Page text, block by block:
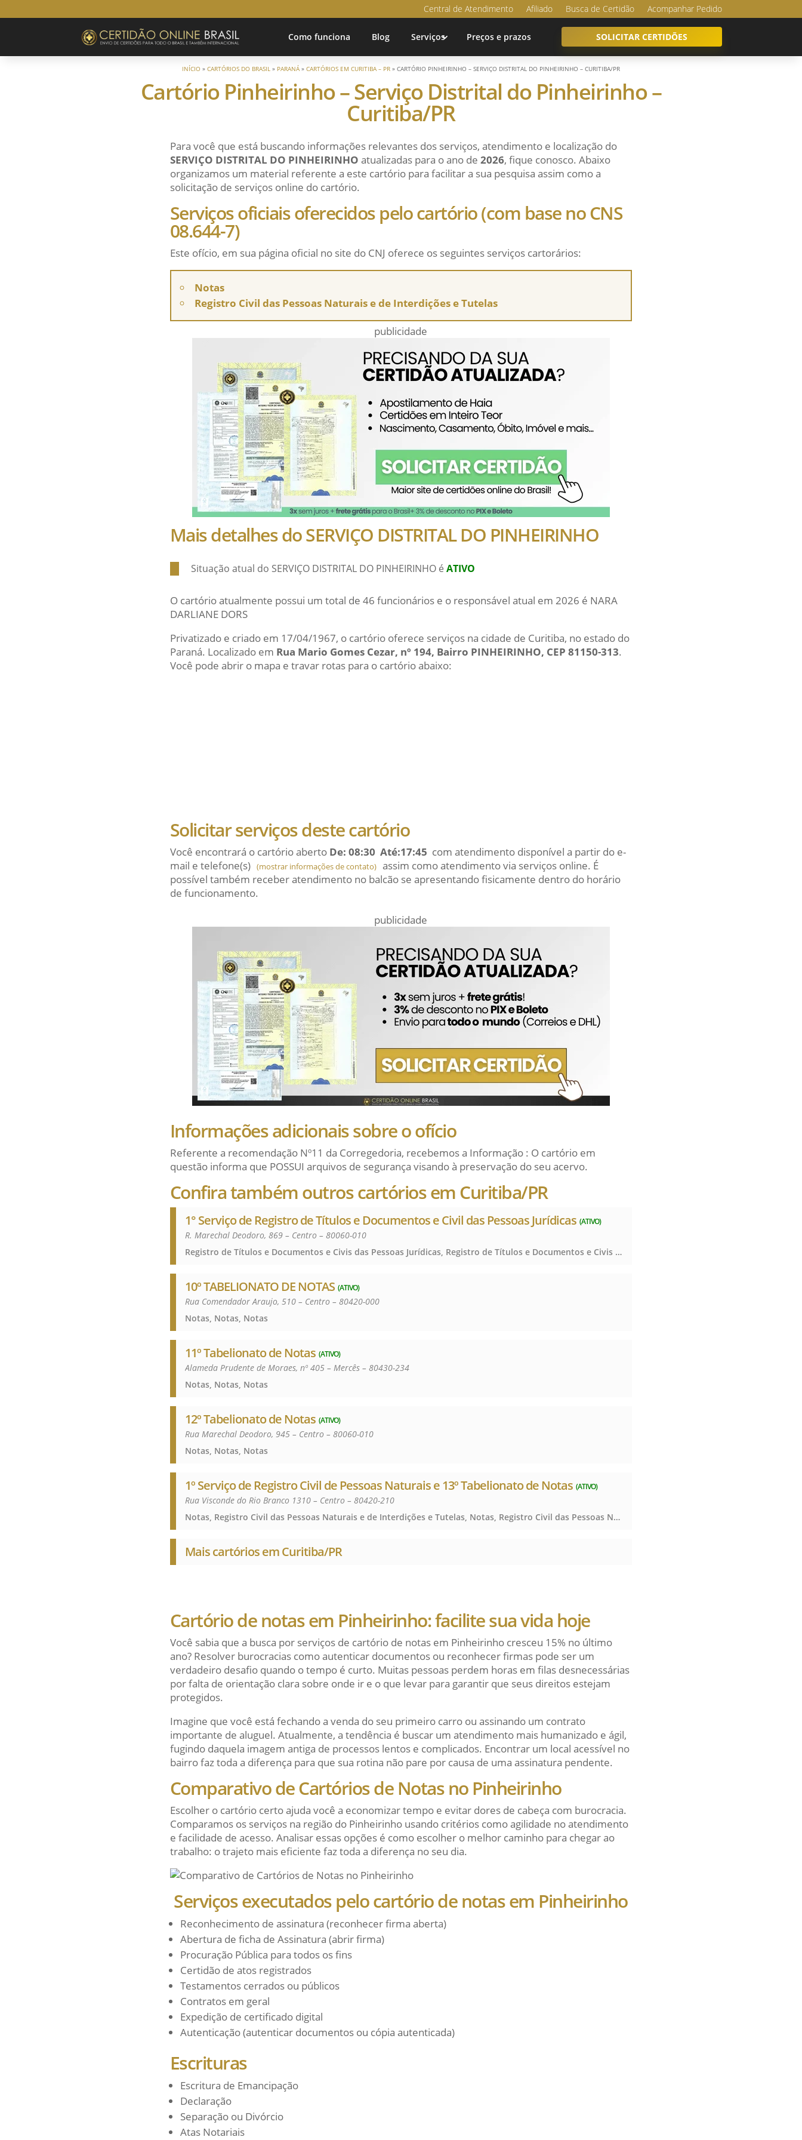
Central de Atendimento Afiliado Busca de Certidão Acompanhar Pedido
Como funciona Blog Serviços Preços e prazos SOLICITAR CERTIDÕES
INÍCIO» CARTÓRIOS DO BRASIL » PARANÁ» CARTÓRIOS EM CURITIBA – PR» CARTÓRIO PINHEIRINHO – SERVIÇO DISTRITAL DO PINHEIRINHO – CURITIBA/PR
Cartório Pinheirinho – Serviço Distrital do Pinheirinho –
Curitiba/PR
Para você que está buscando informações relevantes dos serviços, atendimento e localização do
SERVIÇO DISTRITAL DO PINHEIRINHO atualizadas para o ano de 2026, fique conosco. Abaixo
organizamos um material referente a este cartório para facilitar a sua pesquisa assim como a
solicitação de serviços online do cartório.
Serviços oficiais oferecidos pelo cartório (com base no CNS
08.644-7)
Este ofício, em sua página oficial no site do CNJ oferece os seguintes serviços cartorários:
Notas
Registro Civil das Pessoas Naturais e de Interdições e Tutelas
publicidade
Mais detalhes do SERVIÇO DISTRITAL DO PINHEIRINHO
Situação atual do SERVIÇO DISTRITAL DO PINHEIRINHO é ATIVO
O cartório atualmente possui um total de 46 funcionários e o responsável atual em 2026 é NARA
DARLIANE DORS
Privatizado e criado em 17/04/1967, o cartório oferece serviços na cidade de Curitiba, no estado do
Paraná. Localizado em Rua Mario Gomes Cezar, nº 194, Bairro PINHEIRINHO, CEP 81150-313.
Você pode abrir o mapa e travar rotas para o cartório abaixo:
Solicitar serviços deste cartório
Você encontrará o cartório aberto De: 08:30 Até:17:45 com atendimento disponível a partir do e-
mail e telefone(s) (mostrar informações de contato) assim como atendimento via serviços online. É
possível também receber atendimento no balcão se apresentando fisicamente dentro do horário
de funcionamento.
publicidade
Informações adicionais sobre o ofício
Referente a recomendação Nº11 da Corregedoria, recebemos a Informação : O cartório em
questão informa que POSSUI arquivos de segurança visando à preservação do seu acervo.
Confira também outros cartórios em Curitiba/PR
1° Serviço de Registro de Títulos e Documentos e Civil das Pessoas Jurídicas (ATIVO)
R. Marechal Deodoro, 869 – Centro – 80060-010
Registro de Títulos e Documentos e Civis das Pessoas Jurídicas, Registro de Títulos e Documentos e Civis das Pessoas Jurídicas, Registro de Títulos e Documentos e Civis das Pessoas Jurídicas
10º TABELIONATO DE NOTAS (ATIVO)
Rua Comendador Araujo, 510 – Centro – 80420-000
Notas, Notas, Notas
11º Tabelionato de Notas (ATIVO)
Alameda Prudente de Moraes, nº 405 – Mercês – 80430-234
Notas, Notas, Notas
12º Tabelionato de Notas (ATIVO)
Rua Marechal Deodoro, 945 – Centro – 80060-010
Notas, Notas, Notas
1º Serviço de Registro Civil de Pessoas Naturais e 13º Tabelionato de Notas (ATIVO)
Rua Visconde do Rio Branco 1310 – Centro – 80420-210
Notas, Registro Civil das Pessoas Naturais e de Interdições e Tutelas, Notas, Registro Civil das Pessoas Naturais e de Interdições e Tutelas, Notas, Registro Civil das Pessoas Naturais e de Interdições e Tutelas
Mais cartórios em Curitiba/PR
Cartório de notas em Pinheirinho: facilite sua vida hoje
Você sabia que a busca por serviços de cartório de notas em Pinheirinho cresceu 15% no último
ano? Resolver burocracias como autenticar documentos ou reconhecer firmas pode ser um
verdadeiro desafio quando o tempo é curto. Muitas pessoas perdem horas em filas desnecessárias
por falta de orientação clara sobre onde ir e o que levar para garantir que seus direitos estejam
protegidos.
Imagine que você está fechando a venda do seu primeiro carro ou assinando um contrato
importante de aluguel. Atualmente, a tendência é buscar um atendimento mais humanizado e ágil,
fugindo daquela imagem antiga de processos lentos e complicados. Encontrar um local acessível no
bairro faz toda a diferença para que sua rotina não pare por causa de uma assinatura pendente.
Comparativo de Cartórios de Notas no Pinheirinho
Escolher o cartório certo ajuda você a economizar tempo e evitar dores de cabeça com burocracia.
Comparamos os serviços na região do Pinheirinho usando critérios como agilidade no atendimento
e facilidade de acesso. Analisar essas opções é como escolher o melhor caminho para chegar ao
trabalho: o trajeto mais eficiente faz toda a diferença no seu dia.
Serviços executados pelo cartório de notas em Pinheirinho
Reconhecimento de assinatura (reconhecer firma aberta)
Abertura de ficha de Assinatura (abrir firma)
Procuração Pública para todos os fins
Certidão de atos registrados
Testamentos cerrados ou públicos
Contratos em geral
Expedição de certificado digital
Autenticação (autenticar documentos ou cópia autenticada)
Escrituras
Escritura de Emancipação
Declaração
Separação ou Divórcio
Atas Notariais